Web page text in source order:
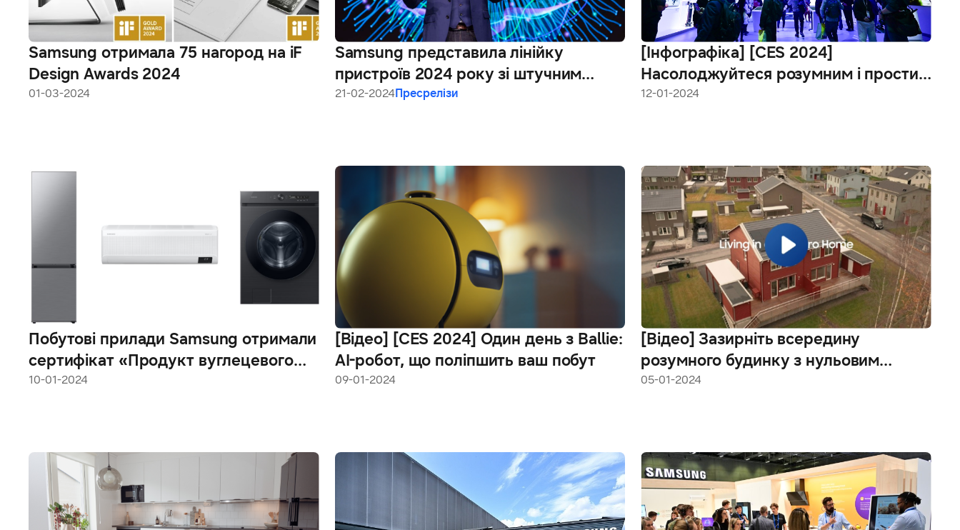
Samsung отримала 75 нагород на iF
Design Awards 2024
01-03-2024
Samsung представила лінійку
пристроїв 2024 року зі штучним
інтелектом на виставці World of
21-02-2024Пресрелізи
[Інфографіка] [CES 2024]
Насолоджуйтеся розумним і простим
життям вдома зі SmartThings
12-01-2024
Побутові прилади Samsung отримали
сертифікат «Продукт вуглецевого
сліду» від Carbon Trust
10-01-2024
[Відео] [CES 2024] Один день з Ballie:
AI-робот, що поліпшить ваш побут
09-01-2024
[Відео] Зазирніть всередину
розумного будинку з нульовим
споживанням електроенергії
05-01-2024